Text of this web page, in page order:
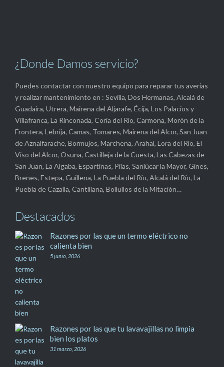
¿Donde Damos servicio?
Puedes contactar con nuestro equipo para reparar tus averías
y realizar mantenimiento en : Sevilla, Dos Hermanas, Alcalá de
Guadaíra, Utrera, Mairena del Aljarafe, Écija, Los Palacios y
Villafranca, La Rinconada, Coria del Río, Carmona, Morón de la
Frontera, Lebrija, Camas, Tomares, Mairena del Alcor, San Juan
de Aznalfarache, Bormujos, Marchena, Arahal, Lora del Río, El
Viso del Alcor, Osuna, Castilleja de la Cuesta, Las Cabezas de
San Juan, La Algaba, Espartinas, Pilas, Sanlúcar la Mayor, Gines,
Brenes, Estepa, Guillena, La Puebla del Río, Alcalá del Río, La
Puebla de Cazalla, Cantillana, Bollullos de la Mitación…
Destacados
Razones por las que un termo eléctrico no
calienta bien
5 junio, 2026
Razones por las que tu lavavajillas no limpia
bien los platos
31 marzo, 2026